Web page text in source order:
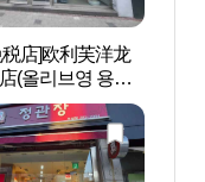
税店]欧利芙洋龙
(올리브영 용인